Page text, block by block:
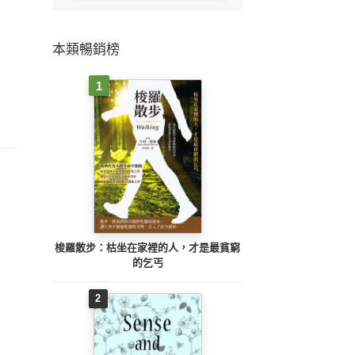
本類暢銷榜
1
梭羅散步：枯坐在家裡的人，才是最貧窮
的乞丐
2